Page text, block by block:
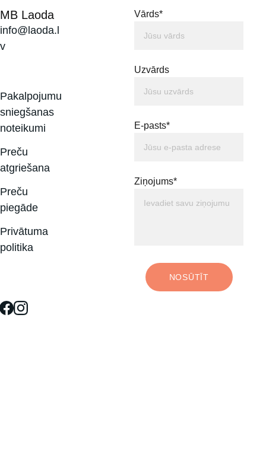
Vārds*
Uzvārds
E-pasts*
Ziņojums*
NOSŪTĪT
MB Laoda
info@laoda.l
v
Pakalpojumu
sniegšanas
noteikumi
Preču
atgriešana
Preču
piegāde
Privātuma
politika